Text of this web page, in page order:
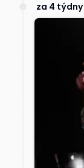
za 4 týdny